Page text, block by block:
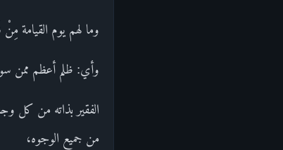
وما لهم يوم القيامة
وأي: ظلم أعظم ممن
الفقير بذاته من كل
من جميع الوجوه،